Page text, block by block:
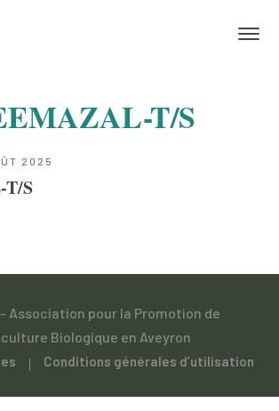
T/S
2025
S
Association pour la Promotion de
Biologique en Aveyron
Conditions générales d’utilisation